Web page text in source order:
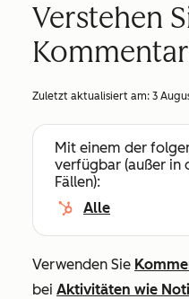
Verstehen
Zuletzt aktualisiert am: 3
Mit einem der
verfügbar (außer in
Fällen):
Alle
Verwenden Sie
bei Aktivitäten wie